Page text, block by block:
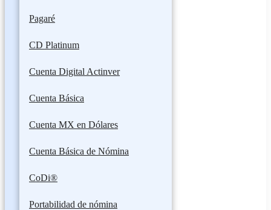
Pagaré
CD Platinum
Cuenta Digital Actinver
Cuenta Básica
Cuenta MX en Dólares
Cuenta Básica de Nómina
CoDi®
Portabilidad de nómina